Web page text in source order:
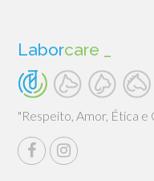
Laborcare
"Respeito, Amor, Ética e